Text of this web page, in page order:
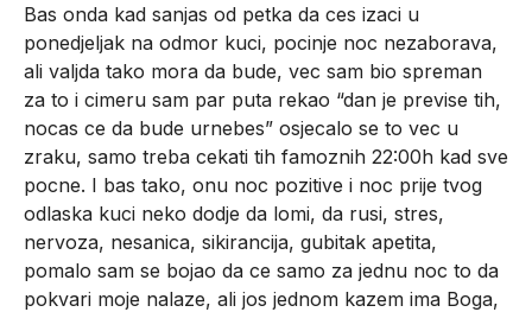
Bas onda kad sanjas od petka da ces izaci u
ponedjeljak na odmor kuci, pocinje noc nezaborava,
ali valjda tako mora da bude, vec sam bio spreman
za to i cimeru sam par puta rekao “dan je previse tih,
nocas ce da bude urnebes” osjecalo se to vec u
zraku, samo treba cekati tih famoznih 22:00h kad sve
pocne. I bas tako, onu noc pozitive i noc prije tvog
odlaska kuci neko dodje da lomi, da rusi, stres,
nervoza, nesanica, sikirancija, gubitak apetita,
pomalo sam se bojao da ce samo za jednu noc to da
pokvari moje nalaze, ali jos jednom kazem ima Boga,